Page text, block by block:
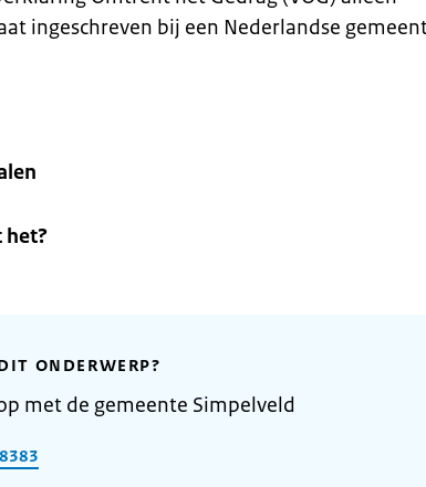
ingeschreven bij een Nederlandse
het?
ONDERWERP?
met de gemeente Simpelveld